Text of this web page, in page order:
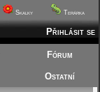
Skalky Terárka
Přihlásit se
Fórum
Ostatní